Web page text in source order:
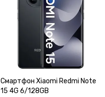
Смартфон Xiaomi Redmi Note
15 4G 6/128GB